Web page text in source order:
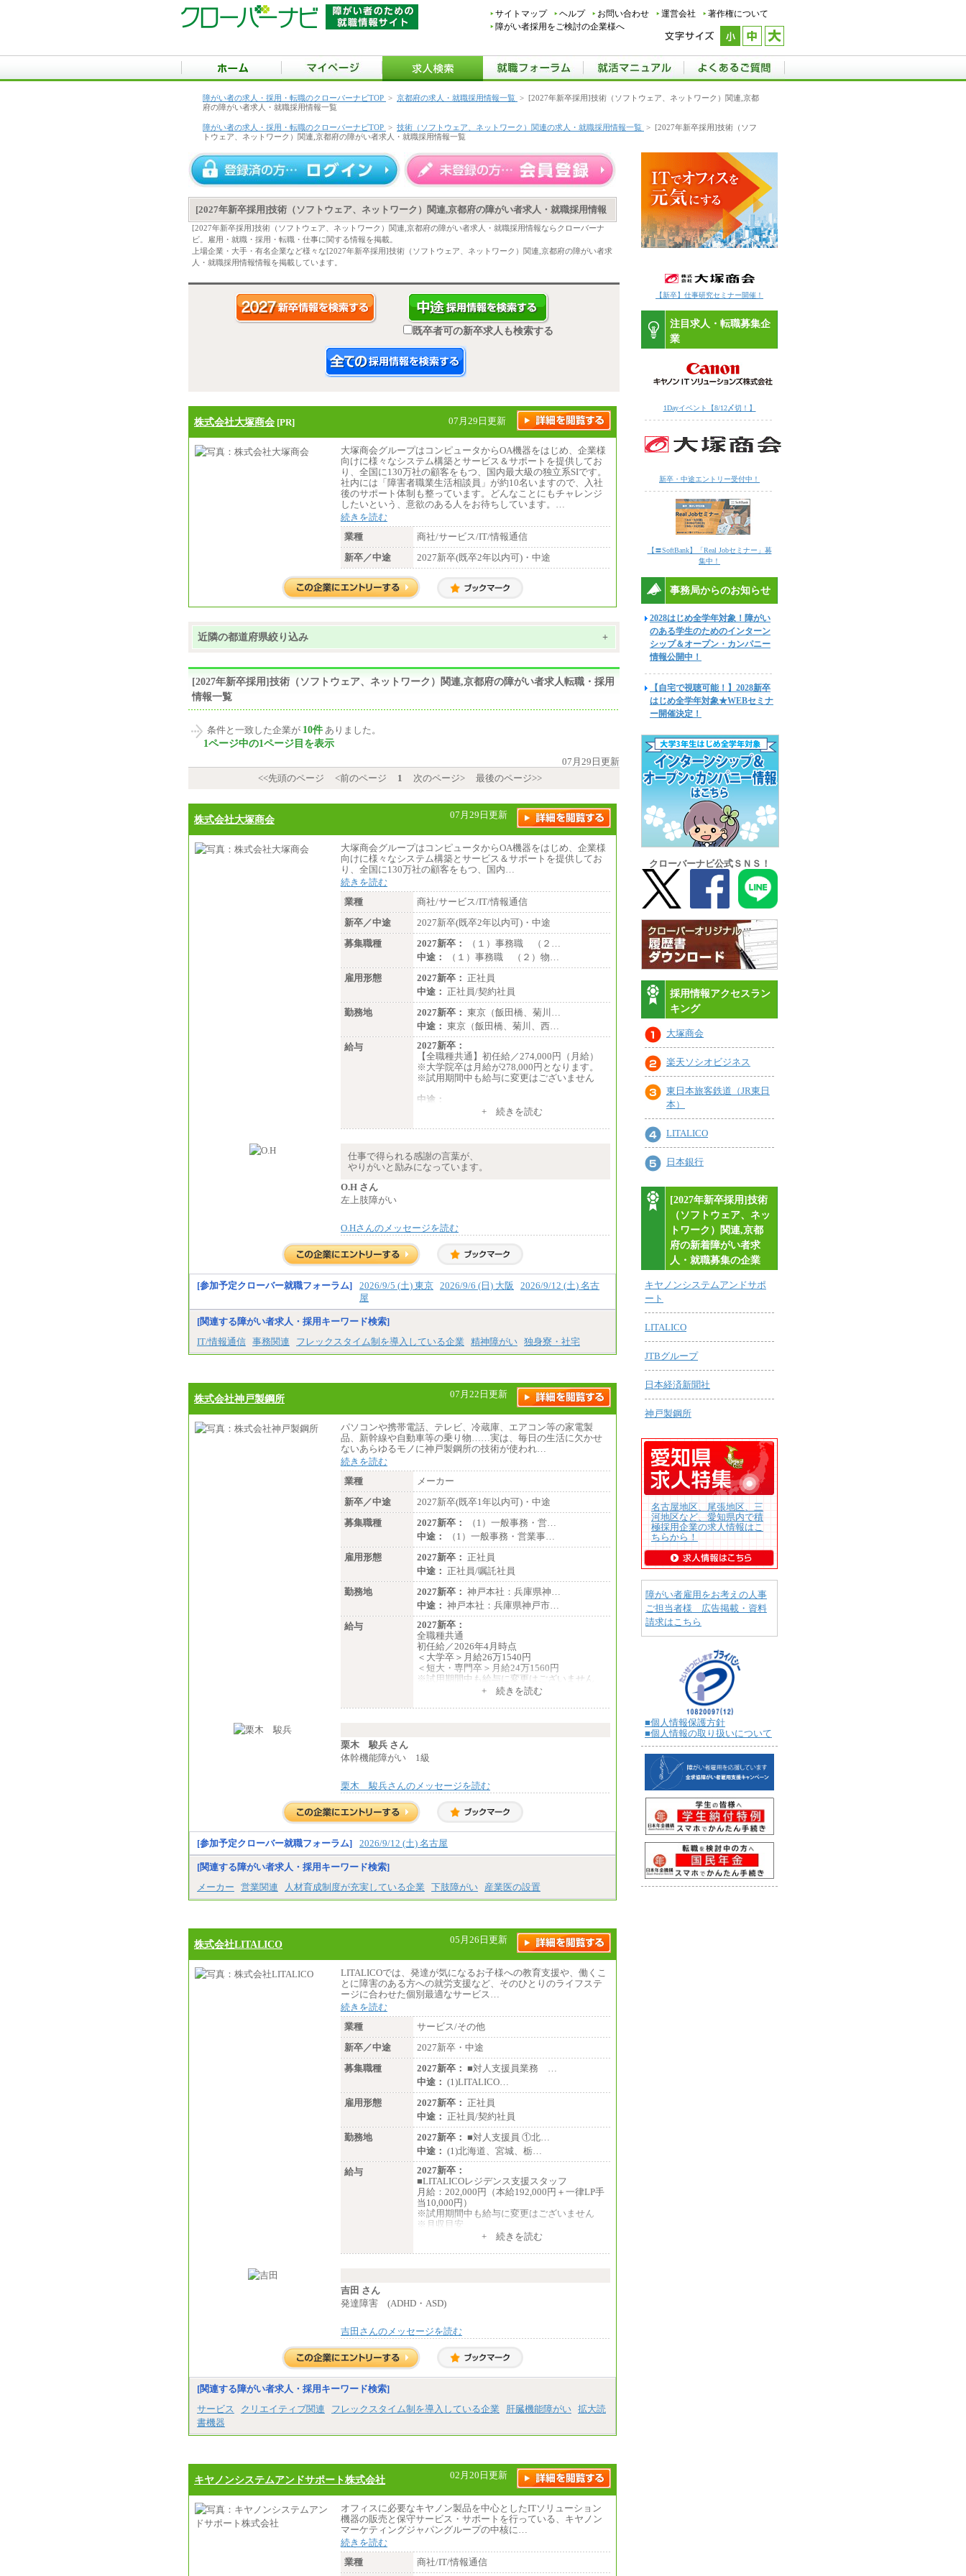
サイトマップ ヘルプ お問い合わせ 運営会社
著作権について
障がい者採用をご検討の企業様へ
障がい者の求人・採用・転職のクローバーナビTOP > 京都府の求人・就職採用情報一覧 > [2027年新卒採用]技術（ソフトウェア、ネットワーク）関連,京都
府の障がい者求人・就職採用情報一覧
障がい者の求人・採用・転職のクローバーナビTOP > 技術（ソフトウェア、ネットワーク）関連の求人・就職採用情報一覧 > [2027年新卒採用]技術（ソフ
トウェア、ネットワーク）関連,京都府の障がい者求人・就職採用情報一覧
[2027年新卒採用]技術（ソフトウェア、ネットワーク）関連,京都府の障がい者求人・就職採用情報
[2027年新卒採用]技術（ソフトウェア、ネットワーク）関連,京都府の障がい者求人・就職採用情報ならクローバーナ
ビ。雇用・就職・採用・転職・仕事に関する情報を掲載。
上場企業・大手・有名企業など様々な[2027年新卒採用]技術（ソフトウェア、ネットワーク）関連,京都府の障がい者求
人・就職採用情報情報を掲載しています。
既卒者可の新卒求人も検索する
株式会社大塚商会 [PR] 07月29日更新
大塚商会グループはコンピュータからOA機器をはじめ、企業様
向けに様々なシステム構築とサービス＆サポートを提供してお
り、全国に130万社の顧客をもつ、国内最大級の独立系SIです。
社内には「障害者職業生活相談員」が約10名いますので、入社
後のサポート体制も整っています。どんなことにもチャレンジ
したいという、意欲のある人をお待ちしています。…
続きを読む
業種
商社/サービス/IT/情報通信
新卒／中途
2027新卒(既卒2年以内可)・中途
近隣の都道府県絞り込み +
[2027年新卒採用]技術（ソフトウェア、ネットワーク）関連,京都府の障がい者求人転職・採用
情報一覧
条件と一致した企業が 10件 ありました。
1ページ中の1ページ目を表示
07月29日更新
<<先頭のページ
<前のページ 1 次のページ> 最後のページ>>
株式会社大塚商会 07月29日更新
大塚商会グループはコンピュータからOA機器をはじめ、企業様
向けに様々なシステム構築とサービス＆サポートを提供してお
り、全国に130万社の顧客をもつ、国内…
続きを読む
業種
商社/サービス/IT/情報通信
新卒／中途
2027新卒(既卒2年以内可)・中途
募集職種
2027新卒：
（１）事務職 （２…
中途：
（１）事務職 （２）物…
雇用形態
2027新卒： 正社員
中途： 正社員/契約社員
勤務地
2027新卒： 東京（飯田橋、菊川…
中途： 東京（飯田橋、菊川、西…
給与
2027新卒：
【全職種共通】初任給／274,000円（月給）
※大学院卒は月給が278,000円となります。
※試用期間中も給与に変更はございません
中途：
（１）～（４）274,000円（月給）～
（５）235,000円（月給）～
※経験・年齢などを考慮のうえ、当社規程に
※業務内容・勤務形態に応じて、上記給与の
範囲内でご相談をさせていただく事がありま
す
+ 続きを読む
仕事で得られる感謝の言葉が、
やりがいと励みになっています。
O.H さん
左上肢障がい
O.Hさんのメッセージを読む
[参加予定クローバー就職フォーラム] 2026/9/5 (土) 東京 2026/9/6 (日) 大阪
2026/9/12 (土) 名古
屋
[関連する障がい者求人・採用キーワード検索]
IT/情報通信 事務関連 フレックスタイム制を導入している企業 精神障がい 独身寮・社宅
株式会社神戸製鋼所 07月22日更新
パソコンや携帯電話、テレビ、冷蔵庫、エアコン等の家電製
品、新幹線や自動車等の乗り物……実は、毎日の生活に欠かせ
ないあらゆるモノに神戸製鋼所の技術が使われ…
続きを読む
業種
メーカー
新卒／中途
2027新卒(既卒1年以内可)・中途
募集職種
2027新卒：
（1）一般事務・営…
中途：
（1）一般事務・営業事…
雇用形態
2027新卒： 正社員
中途： 正社員/嘱託社員
勤務地
2027新卒： 神戸本社：兵庫県神…
中途： 神戸本社：兵庫県神戸市…
給与
2027新卒：
全職種共通
初任給／2026年4月時点
＜大学卒＞月給26万1540円
＜短大・専門卒＞月給24万1560円
※試用期間中も給与に変更はございません
月給24万円～
+ 続きを読む
栗木 駿兵 さん
体幹機能障がい 1級
栗木 駿兵さんのメッセージを読む
[参加予定クローバー就職フォーラム] 2026/9/12 (土) 名古屋
[関連する障がい者求人・採用キーワード検索]
メーカー
営業関連 人材育成制度が充実している企業 下肢障がい 産業医の設置
株式会社LITALICO 05月26日更新
LITALICOでは、発達が気になるお子様への教育支援や、働くこ
とに障害のある方への就労支援など、そのひとりのライフステ
ージに合わせた個別最適なサービス…
続きを読む
業種
サービス/その他
新卒／中途
2027新卒・中途
募集職種
2027新卒： ■対人支援員業務 …
中途： (1)LITALICO…
雇用形態
2027新卒： 正社員
中途： 正社員/契約社員
勤務地
2027新卒： ■対人支援員 ①北…
中途： (1)北海道、宮城、栃…
給与
2027新卒：
■LITALICOレジデンス支援スタッフ
月給：202,000円（本給192,000円＋一律LP手
当10,000円）
※試用期間中も給与に変更はございません
※月収目安
月給：202,000円
夜勤手当：28,000円（月4回）※1回7,000
円、実際の夜勤回数により変動
計：250,000円
月給：25万3,400円～
※固定残業代20時間分を手当に含む(33,900円
～)
※20時間を超過した場合は別途支給
※試用期間中も給与に変更はございません
※固定残業代20時間分を手当に含む(33,900円
※試用期間中も給与に変更はございません
+ 続きを読む
吉田 さん
発達障害 (ADHD・ASD)
吉田さんのメッセージを読む
[関連する障がい者求人・採用キーワード検索]
サービス
クリエイティブ関連 フレックスタイム制を導入している企業 肝臓機能障がい 拡大読
書機器
キヤノンシステムアンドサポート株式会社 02月20日更新
オフィスに必要なキヤノン製品を中心としたITソリューション
機器の販売と保守サービス・サポートを行っている、キヤノン
マーケティングジャパングループの中核に…
続きを読む
業種
商社/IT/情報通信
【新卒】仕事研究セミナー開催！
注目求人・転職募集企
業
1Dayイベント【8/12〆切！】
新卒・中途エントリー受付中！
【〓SoftBank】「Real Jobセミナー」募
集中！
事務局からのお知らせ
2028はじめ全学年対象！障がい
のある学生のためのインターン
シップ＆オープン・カンパニー
情報公開中！
【自宅で視聴可能！】2028新卒
はじめ全学年対象★WEBセミナ
ー開催決定！
クローバーナビ公式ＳＮＳ！
採用情報アクセスラン
キング
大塚商会
楽天ソシオビジネス
東日本旅客鉄道（JR東日
本）
LITALICO
日本銀行
[2027年新卒採用]技術
（ソフトウェア、ネッ
トワーク）関連,京都
府の新着障がい者求
人・就職募集の企業
キヤノンシステムアンドサポ
ート
LITALICO
JTBグループ
日本経済新聞社
神戸製鋼所
名古屋地区、尾張地区、三
河地区など、愛知県内で積
極採用企業の求人情報はこ
ちらから！
障がい者雇用をお考えの人事
ご担当者様 広告掲載・資料
請求はこちら
■個人情報保護方針
■個人情報の取り扱いについて